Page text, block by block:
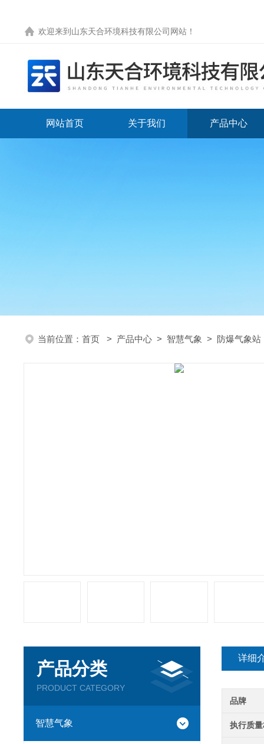
欢迎来到 山东天合环境科技有限公司网站 ！
网站首页 关于我们 产品中心
当前位置： 首页 > 产品中心 > 智慧气象 > 防爆气象站
产品分类
PRODUCT CATEGORY
智慧气象
详细
品牌
执行质